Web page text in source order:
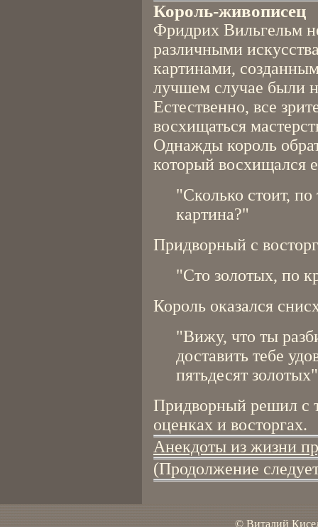
Король-живописец
Фридрих Вильгельм
различными
картинами,
лучшем случае были
Естественно, все
восхищаться
Однажды король
который восхищался
"Сколько стоит,
картина?"
Придворный с
"Сто золотых, по
Король оказался
"Вижу, что ты
доставить тебе
пятьдесят
Придворный решил с
оценках и восторгах.
Анекдоты из жизни
(Продолжение
© Виталий